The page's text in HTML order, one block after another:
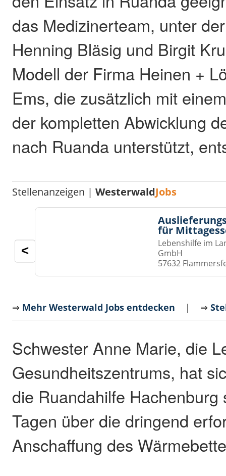
das Medizinerteam, unter
Henning Bläsig und Birgit
Modell der Firma Heinen +
Ems, die zusätzlich mit
der kompletten Abwicklung
nach Ruanda unterstützt,
Stellenanzeigen |WesterwaldJobs
für
Lebenshilfe im
GmbH
57632
<
⇒ Mehr Westerwald Jobs entdecken | ⇒
Schwester Anne Marie, die
Gesundheitszentrums, hat
die Ruandahilfe Hachenburg
Tagen über die dringend
Anschaffung des